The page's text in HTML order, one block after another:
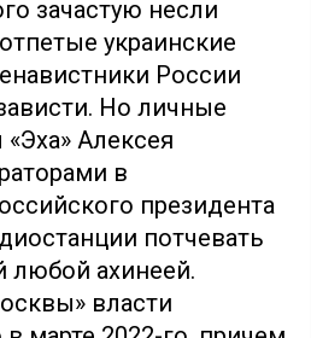
зачастую несли
украинские
России
Но личные
Алексея
в
президента
потчевать
любой ахинеей.
власти